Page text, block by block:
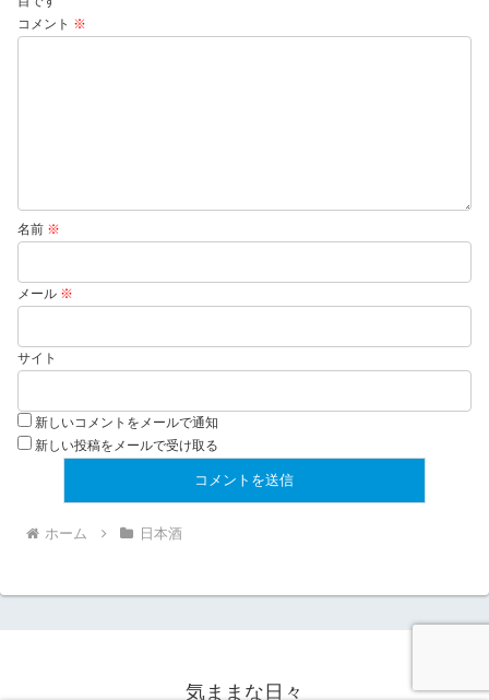
コメント ※
名前 ※
メール ※
サイト
新しいコメントをメールで通知
新しい投稿をメールで受け取る
ホーム 日本酒
気ままな日々